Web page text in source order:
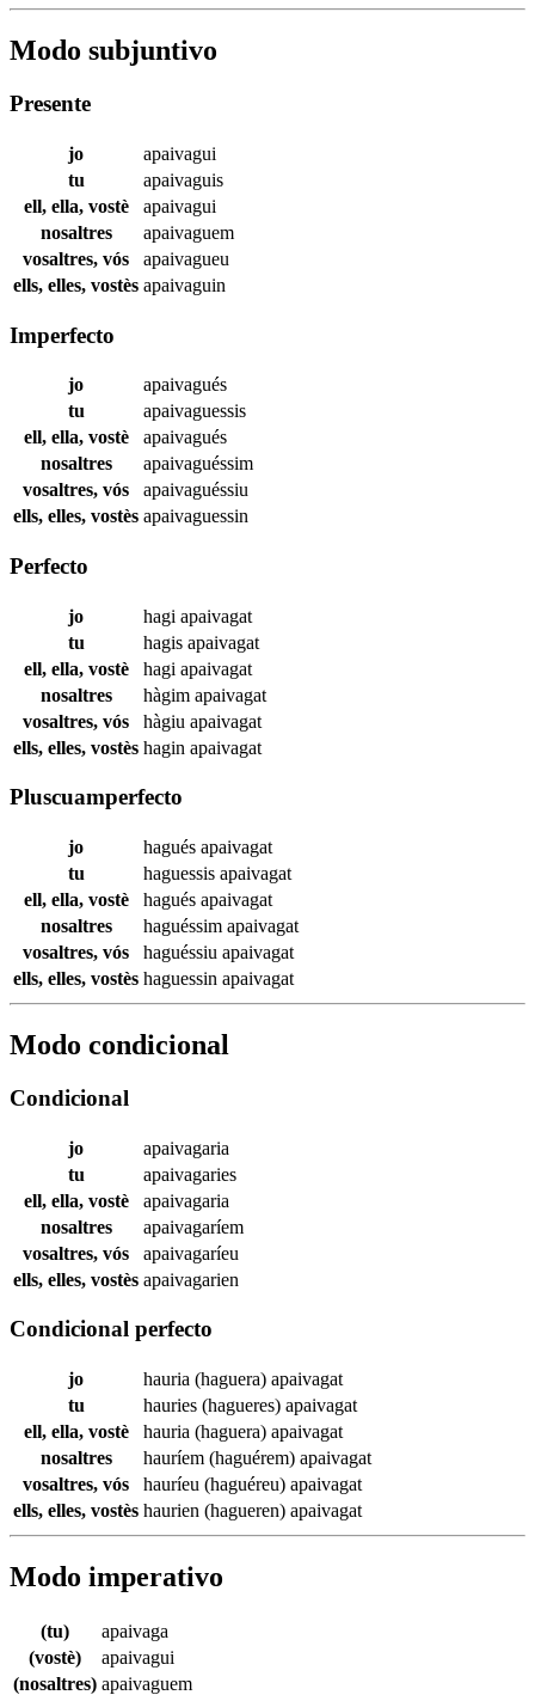
Modo subjuntivo
Presente
jo
apaivagui
tu
apaivaguis
ell, ella, vostè
apaivagui
nosaltres
apaivaguem
vosaltres, vós
apaivagueu
ells, elles, vostès apaivaguin
Imperfecto
jo
apaivagués
tu
apaivaguessis
ell, ella, vostè
apaivagués
nosaltres
apaivaguéssim
vosaltres, vós
apaivaguéssiu
ells, elles, vostès apaivaguessin
Perfecto
jo hagi apaivagat
tu
hagis apaivagat
ell, ella, vostè
hagi apaivagat
nosaltres
hàgim apaivagat
vosaltres, vós
hàgiu apaivagat
ells, elles, vostès hagin apaivagat
Pluscuamperfecto
jo hagués apaivagat
tu
haguessis apaivagat
ell, ella, vostè
hagués apaivagat
nosaltres
haguéssim apaivagat
vosaltres, vós
haguéssiu apaivagat
ells, elles, vostès haguessin apaivagat
Modo condicional
Condicional
jo
apaivagaria
tu
apaivagaries
ell, ella, vostè
apaivagaria
nosaltres
apaivagaríem
vosaltres, vós
apaivagaríeu
ells, elles, vostès apaivagarien
Condicional perfecto
jo hauria (haguera) apaivagat
tu
hauries (hagueres) apaivagat
ell, ella, vostè
hauria (haguera) apaivagat
nosaltres
hauríem (haguérem) apaivagat
vosaltres, vós
hauríeu (haguéreu) apaivagat
ells, elles, vostès haurien (hagueren) apaivagat
Modo imperativo
(tu)
apaivaga
(vostè)
apaivagui
(nosaltres) apaivaguem